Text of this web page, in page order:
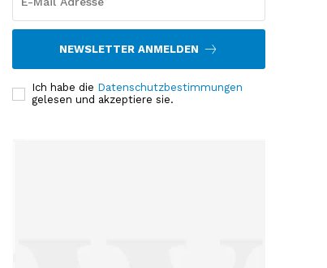
NEWSLETTER ANMELDEN
Ich habe die Datenschutzbestimmungen
gelesen und akzeptiere sie.